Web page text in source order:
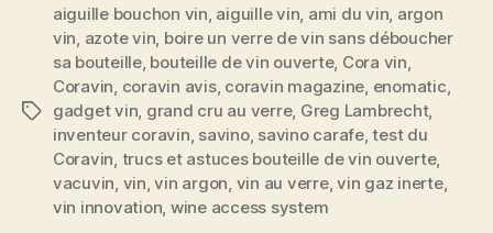
vin
sans
déboucher
sa
bouteille
le
gadget
qui
permet
de
boire
un
Étiquettes
aiguille bouchon vin, aiguille vin, ami du vin, argon
vin, azote vin, boire un verre de vin sans déboucher
sa bouteille, bouteille de vin ouverte, Cora vin,
Coravin, coravin avis, coravin magazine, enomatic,
gadget vin, grand cru au verre, Greg Lambrecht,
inventeur coravin, savino, savino carafe,test du
Coravin, trucs et astuces bouteille de vin ouverte,
vacuvin, vin,vin argon, vin au verre,vin gaz inerte,
vin innovation, wine access system